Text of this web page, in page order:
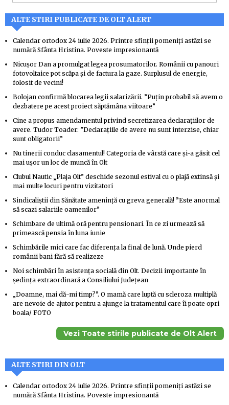
ALTE STIRI PUBLICATE DE OLT ALERT
Calendar ortodox 24 iulie 2026. Printre sfinții pomeniți astăzi se
numără Sfânta Hristina. Poveste impresionantă
Nicuşor Dan a promulgat legea prosumatorilor. Românii cu panouri
fotovoltaice pot scăpa şi de factura la gaze. Surplusul de energie,
folosit de vecini!
Bolojan confirmă blocarea legii salarizării. ”Puțin probabil să avem o
dezbatere pe acest proiect săptămâna viitoare”
Cine a propus amendamentul privind secretizarea declarațiilor de
avere. Tudor Toader: ”Declarațiile de avere nu sunt interzise, chiar
sunt obligatorii”
Nu tinerii conduc clasamentul! Categoria de vârstă care și-a găsit cel
mai ușor un loc de muncă în Olt
Clubul Nautic „Plaja Olt” deschide sezonul estival cu o plajă extinsă și
mai multe locuri pentru vizitatori
Sindicaliștii din Sănătate amenință cu greva generală! ”Este anormal
să scazi salariile oamenilor”
Schimbare de ultimă oră pentru pensionari. În ce zi urmează să
primească pensia în luna iunie
Schimbările mici care fac diferența la final de lună. Unde pierd
românii bani fără să realizeze
Noi schimbări în asistența socială din Olt. Decizii importante în
ședința extraordinară a Consiliului Județean
„Doamne, mai dă-mi timp?”. O mamă care luptă cu scleroza multiplă
are nevoie de ajutor pentru a ajunge la tratamentul care îi poate opri
boala/ FOTO
Vezi Toate stirile publicate de Olt Alert
ALTE STIRI DIN OLT
Calendar ortodox 24 iulie 2026. Printre sfinții pomeniți astăzi se
numără Sfânta Hristina. Poveste impresionantă